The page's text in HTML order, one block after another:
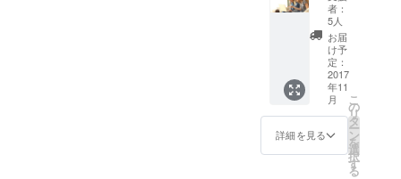
ング成
功秘訣
の動画
お届
け】 ク
ラファ
ンの伝
道師
「清川
かおり
さん」
によ
者：
5人
お届
け予
定：
2017
年11
月
詳細を見る
こ
の
リ
タ
ー
ン
を
選
択
す
る